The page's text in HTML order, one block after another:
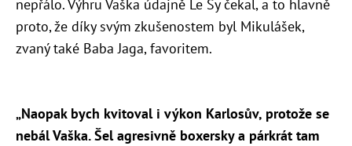
nepřálo. Výhru Vaška údajně Le Sy čekal, a to hlavně
proto, že díky svým zkušenostem byl Mikulášek,
zvaný také Baba Jaga, favoritem.
„Naopak bych kvitoval i výkon Karlosův, protože se
nebál Vaška. Šel agresivně boxersky a párkrát tam